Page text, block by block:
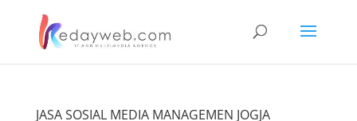
JASA SOSIAL MEDIA MANAGEMEN JOGJA